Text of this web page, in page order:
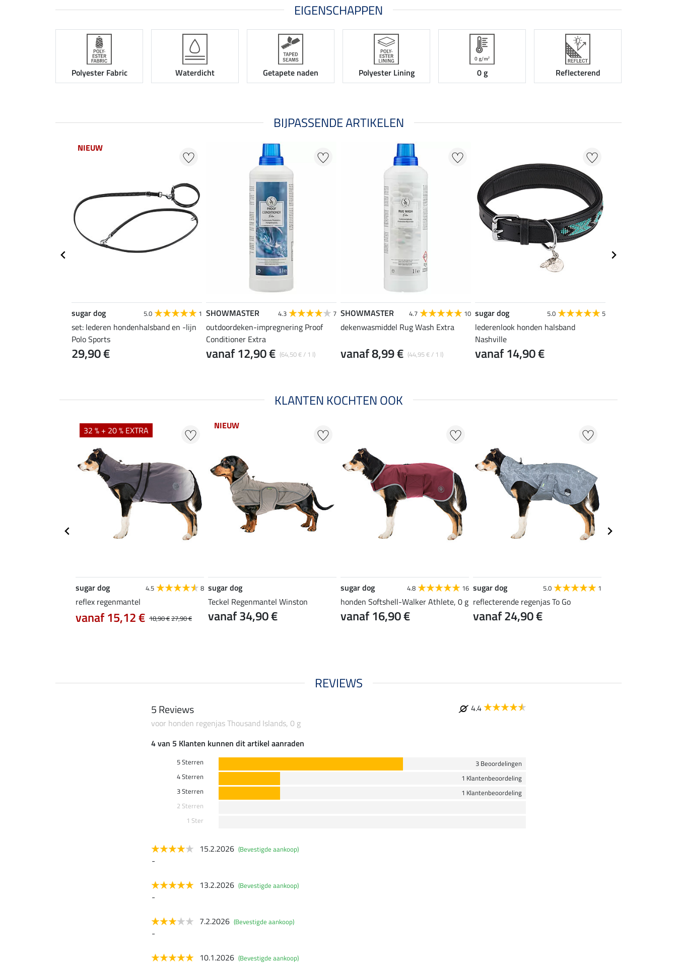
EIGENSCHAPPEN
Polyester Fabric Waterdicht Getapete naden Polyester Lining 0 g Reflecterend
BIJPASSENDE ARTIKELEN
NIEUW
sugar dog 5.0 1
set: lederen hondenhalsband en -lijn
Polo Sports
29,90 €
SHOWMASTER 4.3 7
outdoordeken-impregnering Proof
Conditioner Extra
(64,50 € / 1 l)
vanaf 12,90 €
SHOWMASTER 4.7 10
dekenwasmiddel Rug Wash Extra
(44,95 € / 1 l)
vanaf 8,99 €
sugar dog 5.0 5
lederenlook honden halsband
Nashville
vanaf 14,90 €
KLANTEN KOCHTEN OOK
32 % + 20 % EXTRA
sugar dog 4.5 8
reflex regenmantel
18,90 €27,90 €
vanaf 15,12 €
NIEUW
sugar dog
Teckel Regenmantel Winston
vanaf 34,90 €
sugar dog 4.8 16
honden Softshell-Walker Athlete, 0 g
vanaf 16,90 €
sugar dog 5.0 1
reflecterende regenjas To Go
vanaf 24,90 €
REVIEWS
5 Reviews
4.4
voor honden regenjas Thousand Islands, 0 g
4 van 5 Klanten kunnen dit artikel aanraden
5 Sterren
3 Beoordelingen
4 Sterren
1 Klantenbeoordeling
3 Sterren
1 Klantenbeoordeling
2 Sterren
1 Ster
15.2.2026 (Bevestigde aankoop)
-
13.2.2026 (Bevestigde aankoop)
-
7.2.2026 (Bevestigde aankoop)
-
10.1.2026 (Bevestigde aankoop)